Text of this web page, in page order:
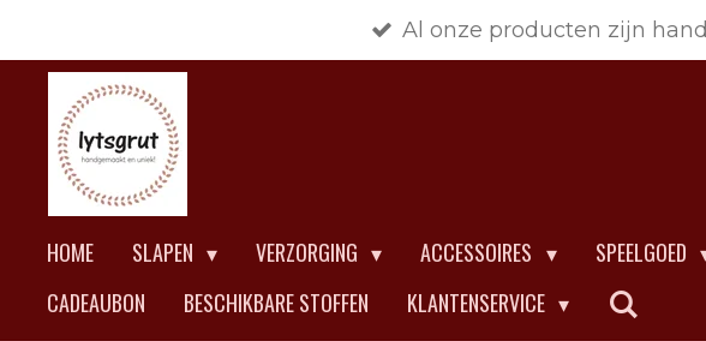
direct
hoofdinhoud
Al onze producten zijn
HOME SLAPEN VERZORGING ACCESSOIRES SPEELGOED
CADEAUBON
BESCHIKBARE STOFFEN KLANTENSERVICE